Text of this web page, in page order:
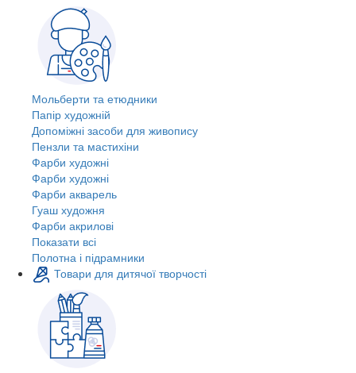
Мольберти та етюдники
Папір художній
Допоміжні засоби для живопису
Пензли та мастихіни
Фарби художні
Фарби художні
Фарби акварель
Гуаш художня
Фарби акрилові
Показати всі
Полотна і підрамники
Товари для дитячої творчості